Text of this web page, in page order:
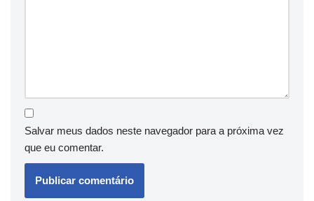
Salvar meus dados neste navegador para a próxima vez
que eu comentar.